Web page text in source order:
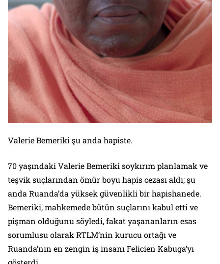
Valerie Bemeriki şu anda hapiste.
70 yaşındaki Valerie Bemeriki soykırım planlamak ve
teşvik suçlarından ömür boyu hapis cezası aldı; şu
anda Ruanda’da yüksek güvenlikli bir hapishanede.
Bemeriki, mahkemede bütün suçlarını kabul etti ve
pişman olduğunu söyledi, fakat yaşananların esas
sorumlusu olarak RTLM’nin kurucu ortağı ve
Ruanda’nın en zengin iş insanı Felicien Kabuga’yı